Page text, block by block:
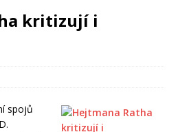
kritizují i
spojů